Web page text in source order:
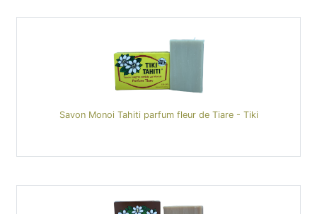
Savon Monoi Tahiti parfum fleur de Tiare - Tiki